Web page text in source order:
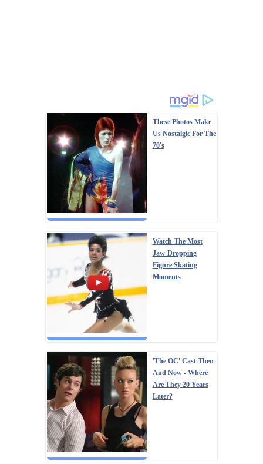
These Photos Make
Us Nostalgic For The
70's
Watch The Most
Jaw‑Dropping
Figure Skating
Moments
'The OC' Cast Then
And Now - Where
Are They 20 Years
Later?